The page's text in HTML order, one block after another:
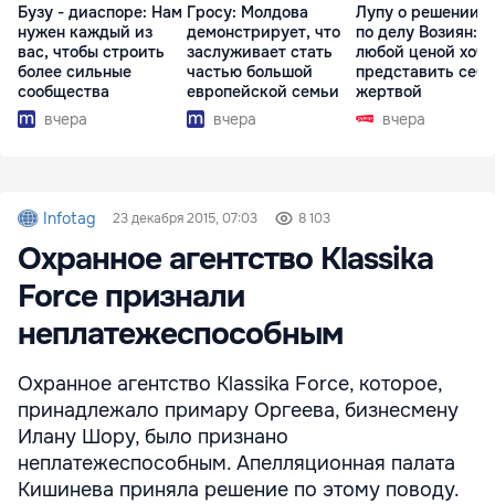
Бузу - диаспоре: Нам
нужен каждый из
вас, чтобы строить
более сильные
сообщества
вчера
Гросу: Молдова
демонстрирует, что
заслуживает стать
частью большой
европейской семьи
вчера
Лупу о решении
по делу Возиян:
любой ценой
представить себя
жертвой
вчера
Infotag 23 декабря 2015, 07:03 8 103
Охранное агентство Klassika
Force признали
неплатежеспособным
Охранное агентство Klassika Force, которое,
принадлежало примару Оргеева, бизнесмену
Илану Шору, было признано
неплатежеспособным. Апелляционная палата
Кишинева приняла решение по этому поводу.